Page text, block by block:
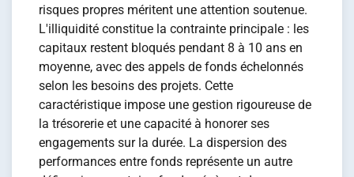
risques propres méritent une attention soutenue.
L'illiquidité constitue la contrainte principale : les
capitaux restent bloqués pendant 8 à 10 ans en
moyenne, avec des appels de fonds échelonnés
selon les besoins des projets. Cette
caractéristique impose une gestion rigoureuse de
la trésorerie et une capacité à honorer ses
engagements sur la durée. La dispersion des
performances entre fonds représente un autre